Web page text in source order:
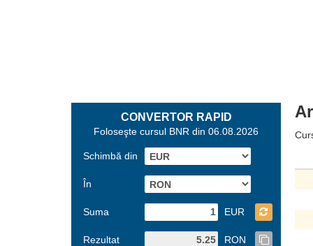
CONVERTOR RAPID
Foloseşte cursul BNR din 06.08.2026
Schimbă din
În
Suma EUR
Rezultat RON